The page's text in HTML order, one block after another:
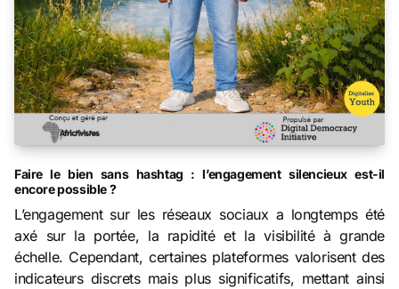
Faire le bien sans hashtag : l’engagement silencieux est-il
encore possible ?
L’engagement sur les réseaux sociaux a longtemps été
axé sur la portée, la rapidité et la visibilité à grande
échelle. Cependant, certaines plateformes valorisent des
indicateurs discrets mais plus significatifs, mettant ainsi